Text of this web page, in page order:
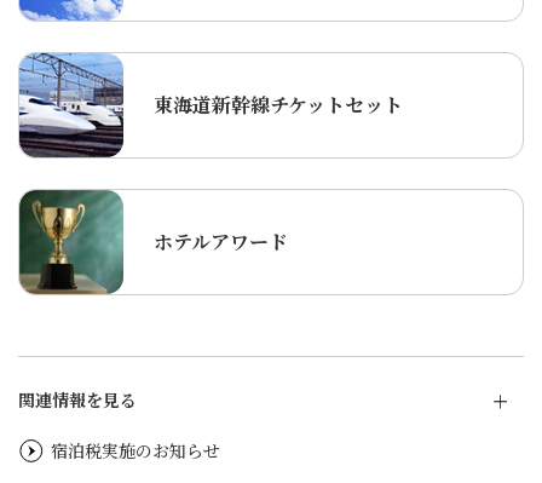
東海道新幹線チケットセット
ホテルアワード
関連情報を見る
宿泊税実施のお知らせ